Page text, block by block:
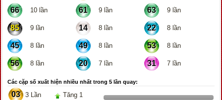
66 10 lần 61 9 lần 63 9 lần
85 9 lần 14 8 lần 22 8 lần
45 8 lần 49 8 lần 53 8 lần
56 8 lần 20 7 lần 31 7 lần
Các cặp số xuất hiện nhiều nhất trong 5 lần quay:
03 3 Lần Tăng 1